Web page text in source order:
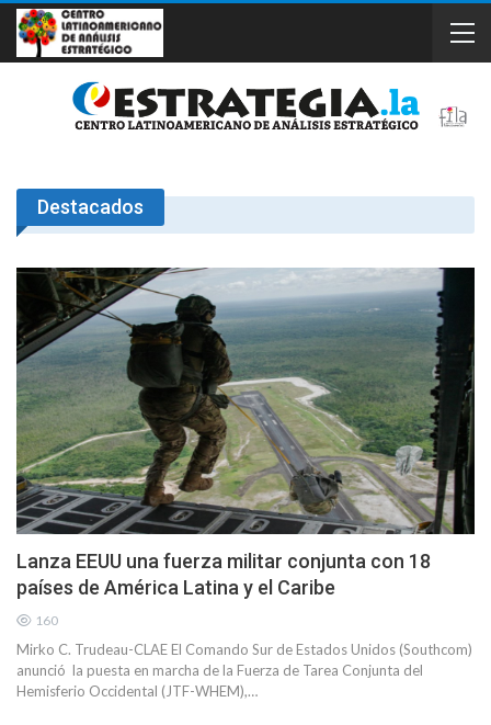
Destacados
Lanza EEUU una fuerza militar conjunta con 18
países de América Latina y el Caribe
160
Mirko C. Trudeau-CLAE El Comando Sur de Estados Unidos (Southcom)
anunció la puesta en marcha de la Fuerza de Tarea Conjunta del
Hemisferio Occidental (JTF-WHEM),…